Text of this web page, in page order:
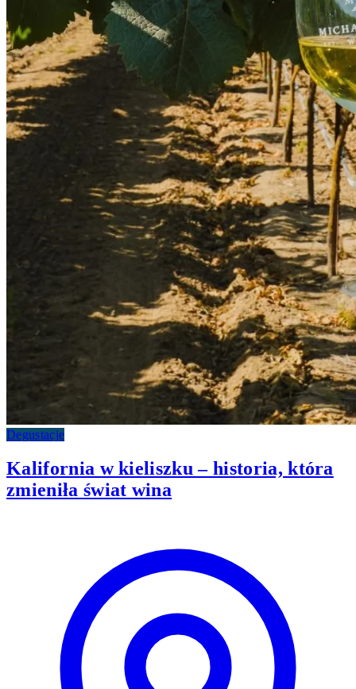
Degustacje
Kalifornia w kieliszku – historia, która
zmieniła świat wina